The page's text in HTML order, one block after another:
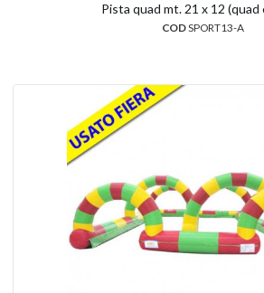
Pista quad mt. 21 x 12 (quad
CODSPORT13-A